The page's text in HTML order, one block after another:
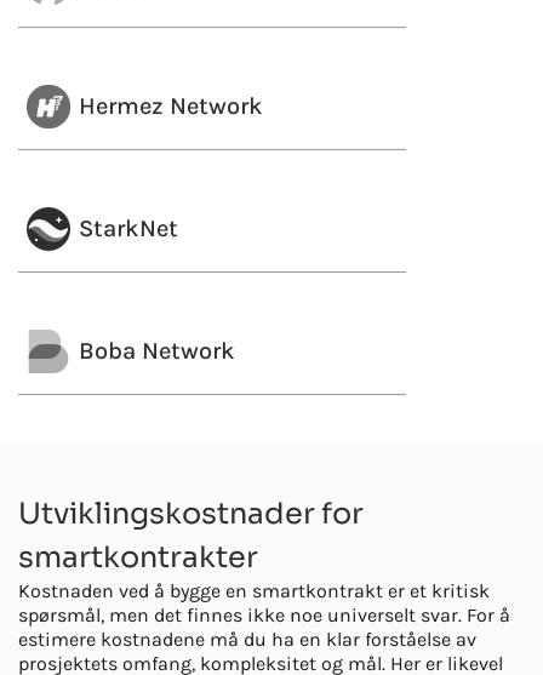
Hermez Network
StarkNet
Boba Network
Utviklingskostnader for
smartkontrakter
Kostnaden ved å bygge en smartkontrakt er et kritisk
spørsmål, men det finnes ikke noe universelt svar. For å
estimere kostnadene må du ha en klar forståelse av
prosjektets omfang, kompleksitet og mål. Her er likevel